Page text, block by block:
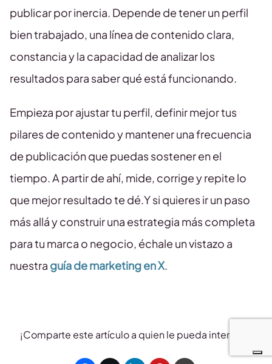
publicar por inercia. Depende de tener un perfil
bien trabajado, una línea de contenido clara,
constancia y la capacidad de analizar los
resultados para saber qué está funcionando.
Empieza por ajustar tu perfil, definir mejor tus
pilares de contenido y mantener una frecuencia
de publicación que puedas sostener en el
tiempo. A partir de ahí, mide, corrige y repite lo
que mejor resultado te dé.Y si quieres ir un paso
más allá y construir una estrategia más completa
para tu marca o negocio, échale un vistazo a
nuestra guía de marketing en X.
¡Comparte este artículo a quien le pueda interesar!